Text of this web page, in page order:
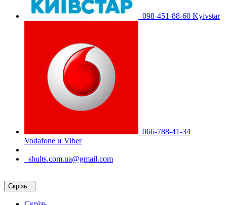
098-451-88-60 Kyivstar
066-788-41-34
Vodafone и Viber
shults.com.ua@gmail.com
Скрізь